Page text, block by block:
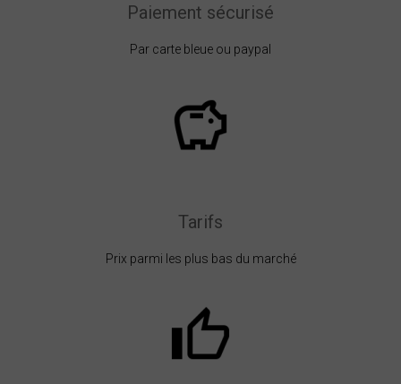
Paiement sécurisé
Par carte bleue ou paypal
Tarifs
Prix parmi les plus bas du marché